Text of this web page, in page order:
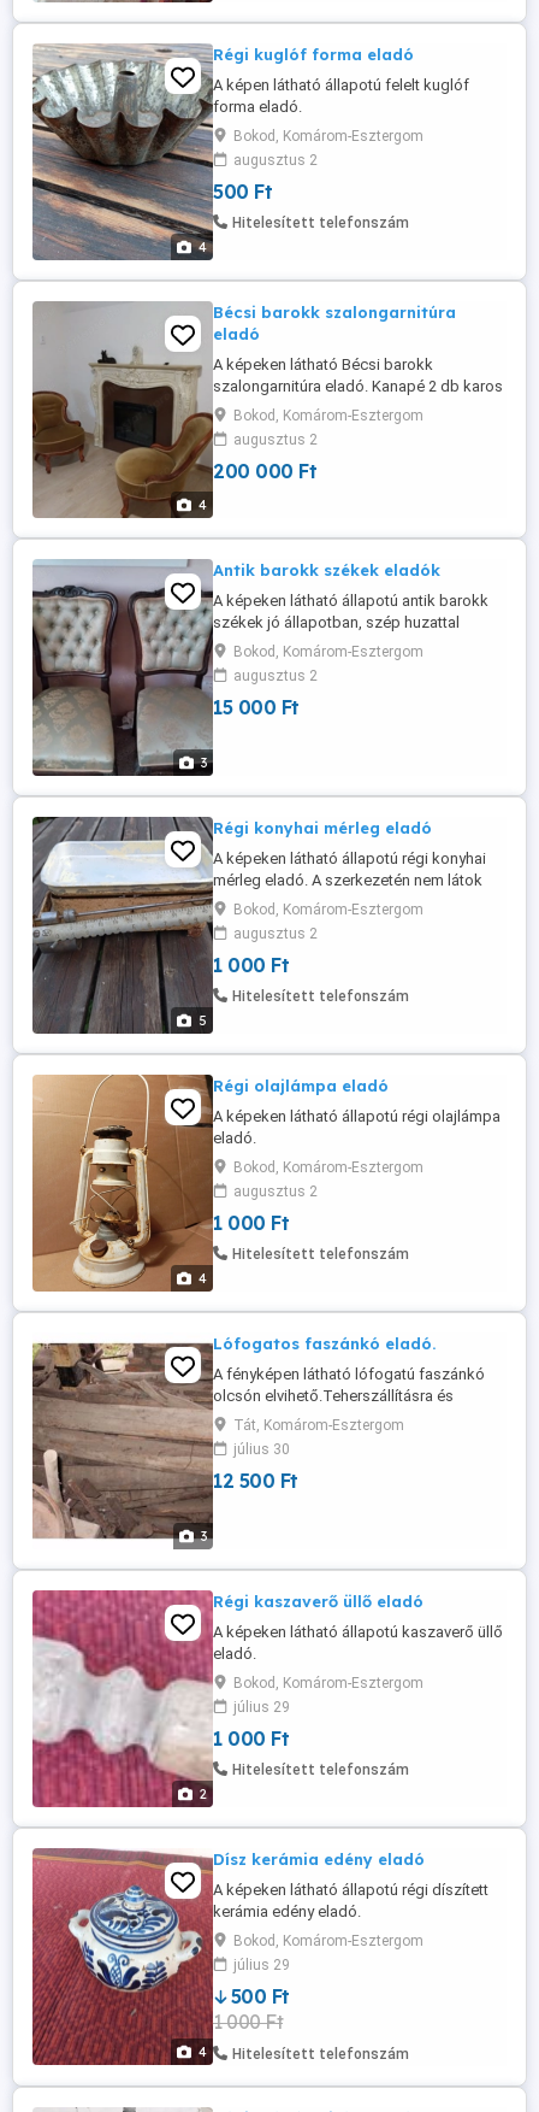
4
Régi kuglóf forma eladó
A képen látható állapotú felelt kuglóf
forma eladó.
Bokod, Komárom-Esztergom
augusztus 2
500 Ft
Hitelesített telefonszám
4
Bécsi barokk szalongarnitúra
eladó
A képeken látható Bécsi barokk
szalongarnitúra eladó. Kanapé 2 db karos
fotel, 2 db kisasszony fotel eladó. Szép,
felújított állapotban van.
Bokod, Komárom-Esztergom
augusztus 2
200 000 Ft
3
Antik barokk székek eladók
A képeken látható állapotú antik barokk
székek jó állapotban, szép huzattal
eladók. Darabja 20000 Ft.
Bokod, Komárom-Esztergom
augusztus 2
15 000 Ft
5
Régi konyhai mérleg eladó
A képeken látható állapotú régi konyhai
mérleg eladó. A szerkezetén nem látok
hibát, elvileg működik.
Bokod, Komárom-Esztergom
augusztus 2
1 000 Ft
Hitelesített telefonszám
4
Régi olajlámpa eladó
A képeken látható állapotú régi olajlámpa
eladó.
Bokod, Komárom-Esztergom
augusztus 2
1 000 Ft
Hitelesített telefonszám
3
Lófogatos faszánkó eladó.
A fényképen látható lófogatú faszánkó
olcsón elvihető.Teherszállításra és
bármilyen szekér felsőrész rászerelhető.
Különböző szekér feltétek is vannak.
Tát, Komárom-Esztergom
július 30
12 500 Ft
2
Régi kaszaverő üllő eladó
A képeken látható állapotú kaszaverő üllő
eladó.
Bokod, Komárom-Esztergom
július 29
1 000 Ft
Hitelesített telefonszám
4
Dísz kerámia edény eladó
A képeken látható állapotú régi díszített
kerámia edény eladó.
Bokod, Komárom-Esztergom
július 29
500 Ft
1 000 Ft
Hitelesített telefonszám